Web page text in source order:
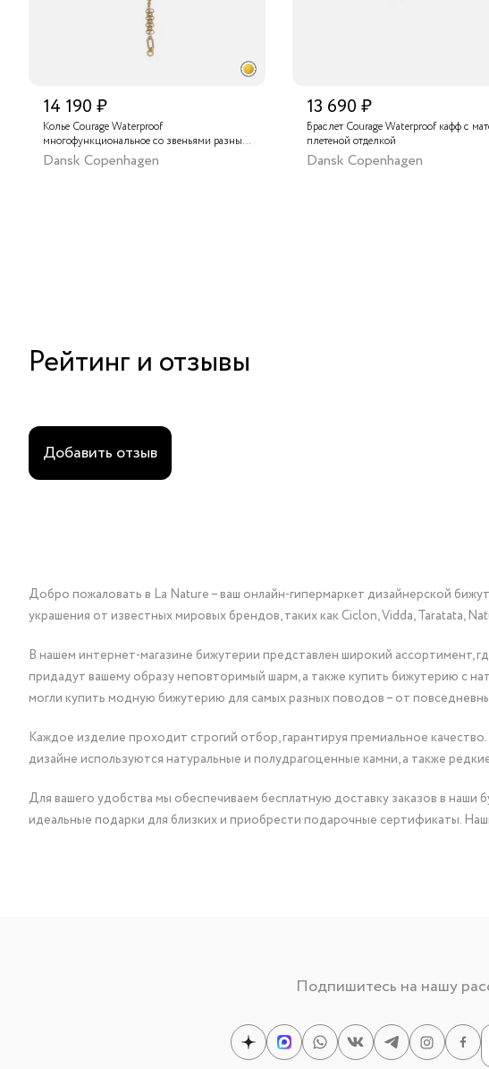
14 190 ₽
Колье Courage Waterproof
многофункциональное со звеньями разных
форм
Dansk Copenhagen
13 690 ₽
Браслет Courage Waterproof кафф с
плетеной отделкой
Dansk Copenhagen
Рейтинг и отзывы
Добавить отзыв
Добро пожаловать в La Nature – ваш онлайн-гипермаркет дизайнерской
украшения от известных мировых брендов, таких как Ciclon, Vidda, Taratata,
В нашем интернет-магазине бижутерии представлен широкий ассортимент,
придадут вашему образу неповторимый шарм, а также купить бижутерию с
могли купить модную бижутерию для самых разных поводов – от
Каждое изделие проходит строгий отбор, гарантируя премиальное
дизайне используются натуральные и полудрагоценные камни, а также
Для вашего удобства мы обеспечиваем бесплатную доставку заказов в
идеальные подарки для близких и приобрести подарочные сертификаты.
Подпишитесь на нашу